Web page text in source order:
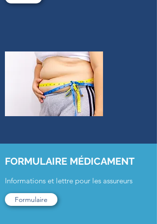
FORMULAIRE MÉDICAMENT
Informations et lettre pour les assureurs
Formulaire